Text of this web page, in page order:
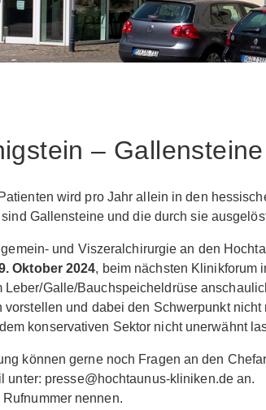
– Gallensteine
wird pro Jahr allein in den
Gallensteine und die durch sie
und Viszeralchirurgie an den
Oktober 2024, beim nächsten Klinikforum
Leber/Galle/Bauchspeicheldrüse
und dabei den Schwerpunkt
konservativen Sektor nicht unerwähnt
können gerne noch Fragen an den
unter: presse@hochtaunus-kliniken.de an.
nennen.